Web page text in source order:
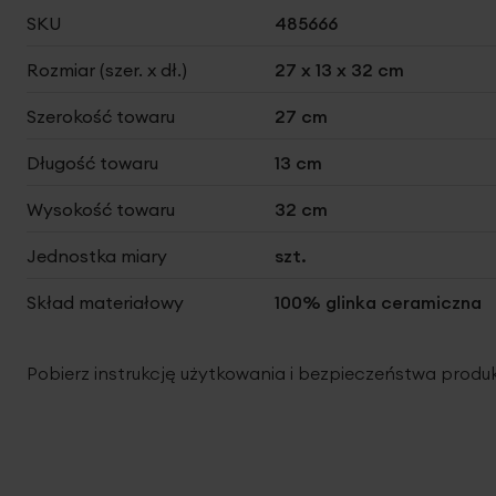
Więcej
SKU 485666
Rozmiar (szer. x dł.) 27 x 13 x 32 cm
Szerokość towaru 27 cm
Długość towaru 13 cm
Wysokość towaru 32 cm
Jednostka miary szt.
Skład materiałowy 100% glinka ceramiczna
Pobierz instrukcję użytkowania i bezpieczeństwa